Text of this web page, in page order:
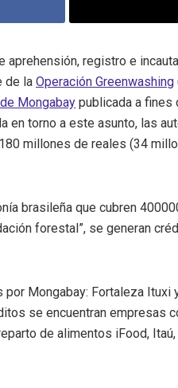
aprehensión, registro e
de la Operación Greenwashing
Mongabay publicada a fines
torno a este asunto, las
millones de reales (34
brasileña que cubren
forestal”, se generan
Mongabay: Fortaleza
se encuentran empresas
de alimentos iFood,